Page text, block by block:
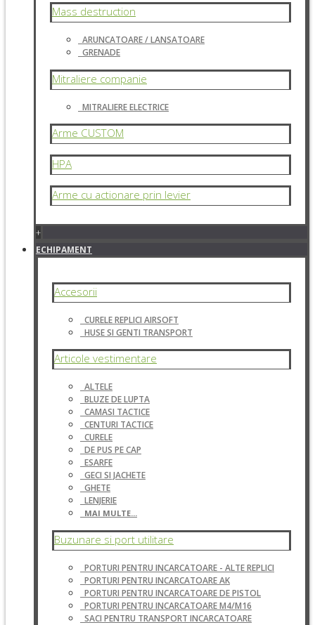
Mass destruction
ARUNCATOARE / LANSATOARE
GRENADE
Mitraliere companie
MITRALIERE ELECTRICE
Arme CUSTOM
HPA
Arme cu actionare prin levier
+
ECHIPAMENT
Accesorii
CURELE REPLICI AIRSOFT
HUSE SI GENTI TRANSPORT
Articole vestimentare
ALTELE
BLUZE DE LUPTA
CAMASI TACTICE
CENTURI TACTICE
CURELE
DE PUS PE CAP
ESARFE
GECI SI JACHETE
GHETE
LENJERIE
MAI MULTE...
Buzunare si port utilitare
PORTURI PENTRU INCARCATOARE - ALTE REPLICI
PORTURI PENTRU INCARCATOARE AK
PORTURI PENTRU INCARCATOARE DE PISTOL
PORTURI PENTRU INCARCATOARE M4/M16
SACI PENTRU TRANSPORT INCARCATOARE